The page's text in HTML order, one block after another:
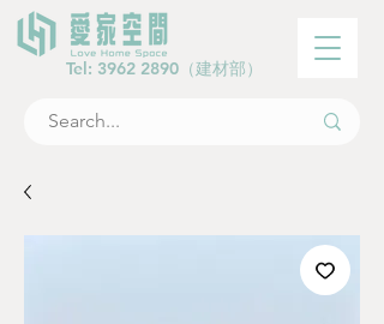
Tel: 3962 2890 （建材部）